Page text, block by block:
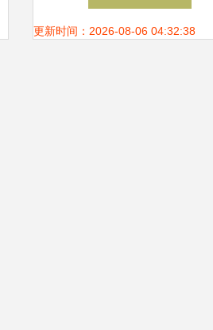
更新时间：2026-08-06 04:32:38